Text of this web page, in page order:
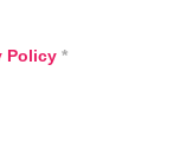
Policy *